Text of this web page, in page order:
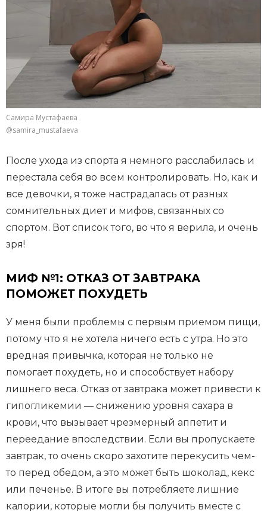
Самира Мустафаева
@samira_mustafaeva
После ухода из спорта я немного расслабилась и
перестала себя во всем контролировать. Но, как и
все девочки, я тоже настрадалась от разных
сомнительных диет и мифов, связанных со
спортом. Вот список того, во что я верила, и очень
зря!
МИФ №1: ОТКАЗ ОТ ЗАВТРАКА
ПОМОЖЕТ ПОХУДЕТЬ
У меня были проблемы с первым приемом пищи,
потому что я не хотела ничего есть с утра. Но это
вредная привычка, которая не только не
помогает похудеть, но и способствует набору
лишнего веса. Отказ от завтрака может привести к
гипогликемии — снижению уровня сахара в
крови, что вызывает чрезмерный аппетит и
переедание впоследствии. Если вы пропускаете
завтрак, то очень скоро захотите перекусить чем-
то перед обедом, а это может быть шоколад, кекс
или печенье. В итоге вы потребляете лишние
калории, которые могли бы получить вместе с